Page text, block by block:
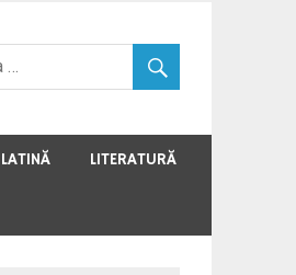
LATINĂ LITERATURĂ